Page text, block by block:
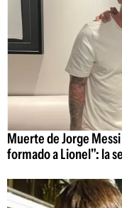
Muerte de Jorge
formado a Lionel": la